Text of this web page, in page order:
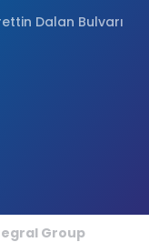
Dalan Bulvarı
Group